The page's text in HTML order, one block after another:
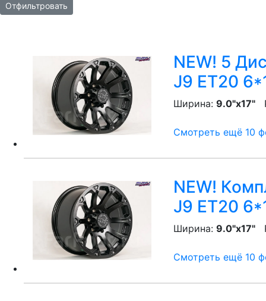
Отфильтровать
NEW! 5
J9 ET20
Ширина: 9.0"x17"
Смотреть ещё 10
NEW!
J9 ET20
Ширина: 9.0"x17"
Смотреть ещё 10